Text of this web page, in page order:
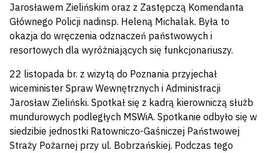
Jarosławem Zielińskim oraz z Zastępczą Komendanta
Głównego Policji nadinsp. Heleną Michalak. Była to
okazja do wręczenia odznaczeń państwowych i
resortowych dla wyróżniających się funkcjonariuszy.
22 listopada br. z wizytą do Poznania przyjechał
wiceminister Spraw Wewnętrznych i Administracji
Jarosław Zieliński. Spotkał się z kadrą kierowniczą służb
mundurowych podległych MSWiA. Spotkanie odbyło się w
siedzibie jednostki Ratowniczo-Gaśniczej Państwowej
Straży Pożarnej przy ul. Bobrzańskiej. Podczas tego